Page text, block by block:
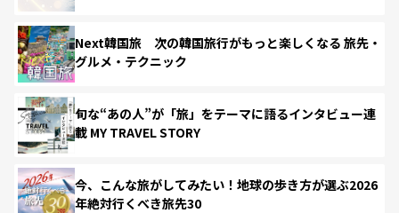
Next韓国旅 次の韓国旅行がもっと楽しくなる 旅先・
グルメ・テクニック
旬な“あの人”が「旅」をテーマに語るインタビュー連
載 MY TRAVEL STORY
今、こんな旅がしてみたい！地球の歩き方が選ぶ2026
年絶対行くべき旅先30